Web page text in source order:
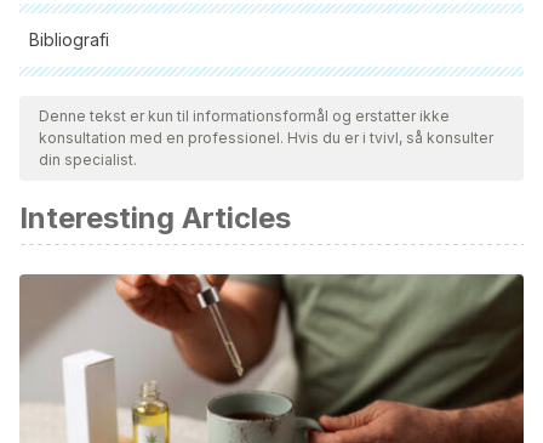
Bibliografi
Alle citerede kilder blev grundigt gennemgået af vores team
for at sikre deres kvalitet, pålidelighed, aktualitet og validitet.
Bibliografien i denne artikel blev betragtet som pålidelig og af
Rele, A. S., & Mohile, R. B. (2003). Effect of mineral oil,
sunflower oil, and coconut oil on prevention of hair
damage. Journal of Cosmetic Science.
Gavazzoni Dias, M. F. (2015). Hair cosmetics: An overview.
International Journal of Trichology.
https://doi.org/10.4103/0974-7753.153450
Burnett, C. L., Bergfeld, W. F., Belsito, D. V., Klaassen, C. D.,
Denne tekst er kun til informationsformål og erstatter ikke
konsultation med en professionel. Hvis du er i tvivl, så konsulter
din specialist.
Interesting Articles